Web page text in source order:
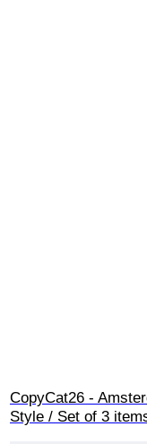
CopyCat26 -
Style / Set of 3